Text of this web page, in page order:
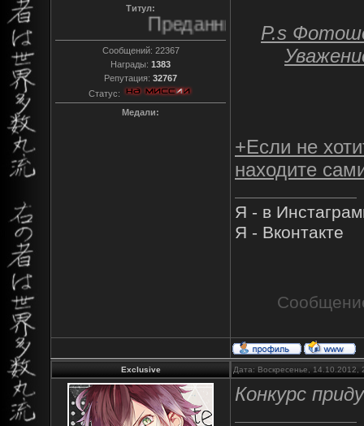
Титул:
Преданный
Сообщений: 22367
Награды: 1383
Репутация: 32767
Статус:
Медали:
P.s
+Если не
находите
Я - в
Я - Вконтакте
Exclusive Дата: Воскресенье,
Конкурс